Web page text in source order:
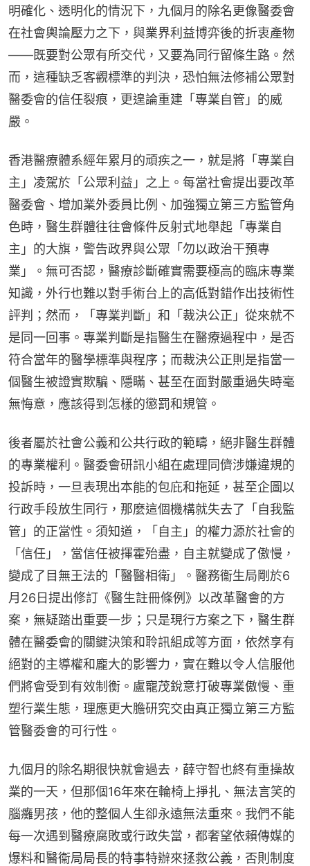
明確化、透明化的情況下，九個月的除名更像醫委會
在社會輿論壓力之下，與業界利益博弈後的折衷產物
——既要對公眾有所交代，又要為同行留條生路。然
而，這種缺乏客觀標準的判決，恐怕無法修補公眾對
醫委會的信任裂痕，更遑論重建「專業自管」的威
嚴。
香港醫療體系經年累月的頑疾之一，就是將「專業自
主」凌駕於「公眾利益」之上。每當社會提出要改革
醫委會、增加業外委員比例、加強獨立第三方監管角
色時，醫生群體往往會條件反射式地舉起「專業自
主」的大旗，警告政界與公眾「勿以政治干預專
業」。無可否認，醫療診斷確實需要極高的臨床專業
知識，外行也難以對手術台上的高低對錯作出技術性
評判；然而，「專業判斷」和「裁決公正」從來就不
是同一回事。專業判斷是指醫生在醫療過程中，是否
符合當年的醫學標準與程序；而裁決公正則是指當一
個醫生被證實欺騙、隱瞞、甚至在面對嚴重過失時毫
無悔意，應該得到怎樣的懲罰和規管。
後者屬於社會公義和公共行政的範疇，絕非醫生群體
的專業權利。醫委會研訊小組在處理同儕涉嫌違規的
投訴時，一旦表現出本能的包庇和拖延，甚至企圖以
行政手段放生同行，那麼這個機構就失去了「自我監
管」的正當性。須知道，「自主」的權力源於社會的
「信任」，當信任被揮霍殆盡，自主就變成了傲慢，
變成了目無王法的「醫醫相衛」。醫務衞生局剛於6
月26日提出修訂《醫生註冊條例》以改革醫會的方
案，無疑踏出重要一步；只是現行方案之下，醫生群
體在醫委會的關鍵決策和聆訊組成等方面，依然享有
絕對的主導權和龐大的影響力，實在難以令人信服他
們將會受到有效制衡。盧寵茂銳意打破專業傲慢、重
塑行業生態，理應更大膽研究交由真正獨立第三方監
管醫委會的可行性。
九個月的除名期很快就會過去，薛守智也終有重操故
業的一天，但那個16年來在輪椅上掙扎、無法言笑的
腦癱男孩，他的整個人生卻永遠無法重來。我們不能
每一次遇到醫療腐敗或行政失當，都奢望依賴傳媒的
爆料和醫衞局局長的特事特辦來拯救公義，否則制度